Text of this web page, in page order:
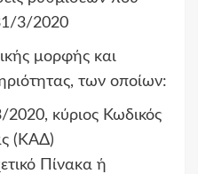
3/2020
μορφής και
των οποίων:
κύριος Κωδικός
(ΚΑΔ)
Πίνακα ή